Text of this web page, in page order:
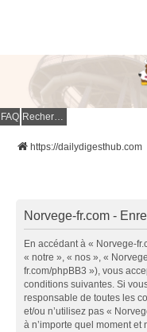
FAQ Rechercher
https://dailydigesthub.com
Norvege-fr.com -
En accédant à « Norvege-
« notre », « nos », «
fr.com/phpBB3 »), vous
conditions suivantes. Si
responsable de toutes les
et/ou n’utilisez pas «
à n’importe quel moment